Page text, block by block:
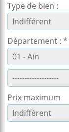
Type de bien :
Département : *
Prix maximum